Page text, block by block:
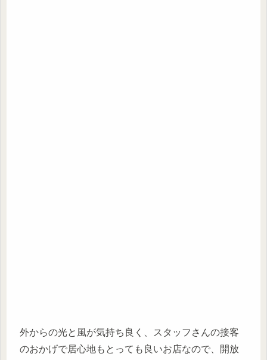
外からの光と風が気持ち良く、スタッフさんの接客
のおかげで居心地もとっても良いお店なので、開放